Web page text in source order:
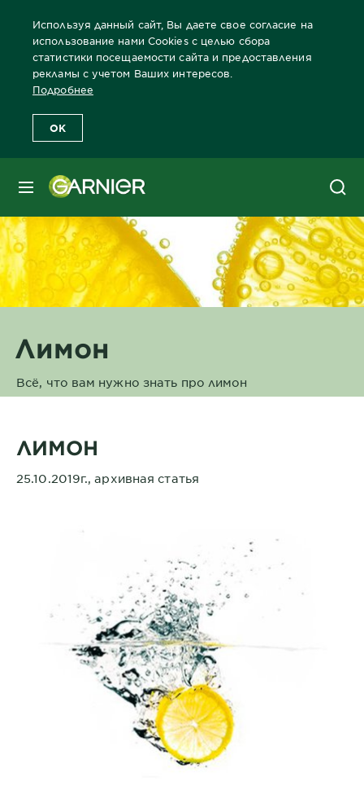
Используя данный сайт, Вы даете свое согласие на
использование нами Cookies с целью сбора
статистики посещаемости сайта и предоставления
рекламы с учетом Ваших интересов.
Подробнее
OK
МЕНЮ
Главная Ингредиенты
Лимон
Всё, что вам нужно знать про лимон
ЛИМОН
25.10.2019г., архивная статья